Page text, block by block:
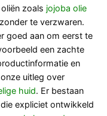
zoals jojoba olie
te verzwaren.
goed aan om eerst te
een zachte
en
uitleg over
huid. Er bestaan
expliciet ontwikkeld